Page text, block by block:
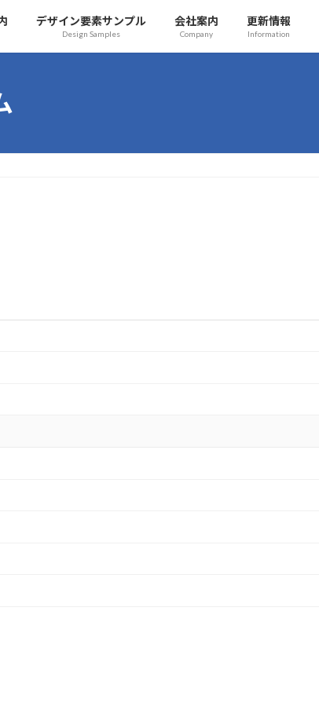
デザイン要素サンプル
Design Samples
会社案内
Company
更新情報
Information